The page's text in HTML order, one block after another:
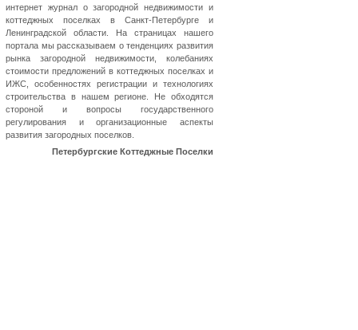
интернет журнал о загородной недвижимости и
коттеджных поселках в Санкт-Петербурге и
Ленинградской области. На страницах нашего
портала мы рассказываем о тенденциях развития
рынка загородной недвижимости, колебаниях
стоимости предложений в коттеджных поселках и
ИЖС, особенностях регистрации и технологиях
строительства в нашем регионе. Не обходятся
стороной и вопросы государственного
регулирования и организационные аспекты
развития загородных поселков.
Петербургские Коттеджные Поселки